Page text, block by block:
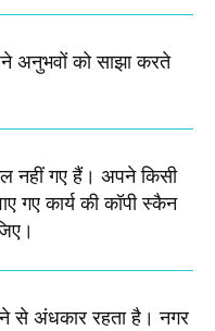
अनुभवों को साझा करते
नहीं गए हैं। अपने किसी
गए कार्य की कॉपी स्कैन
से अंधकार रहता है। नगर